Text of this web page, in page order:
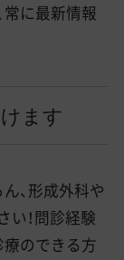
に最新情報
ます
、形成外科や
！問診経験
療のできる方